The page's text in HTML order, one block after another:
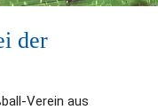
der
Verein aus